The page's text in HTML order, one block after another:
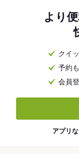
より
クイ
予約
会員
アプリ